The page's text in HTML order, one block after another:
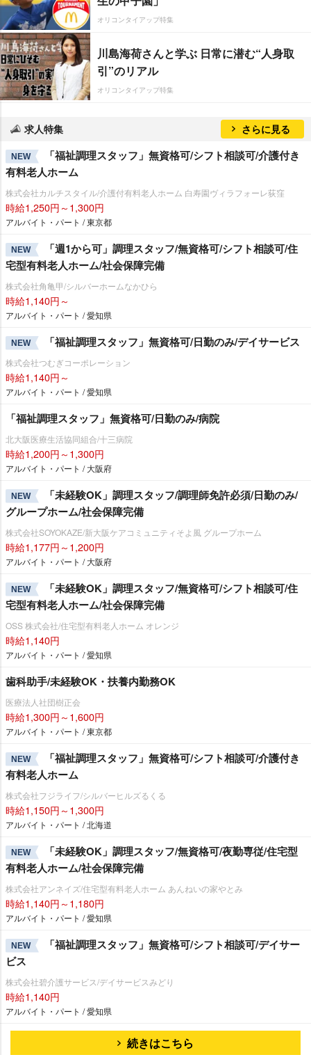
オリコンタイアップ特集
川島海荷さんと学ぶ 日常に潜む“人身取
引”のリアル
オリコンタイアップ特集
求人特集 さらに見る
NEW
「福祉調理スタッフ」無資格可/シフト相談可/介護付き
有料老人ホーム
株式会社カルチスタイル/介護付有料老人ホーム 白寿園ヴィラフォーレ荻窪
時給1,250円～1,300円
アルバイト・パート / 東京都
NEW
「週1から可」調理スタッフ/無資格可/シフト相談可/住
宅型有料老人ホーム/社会保障完備
株式会社角亀甲/シルバーホームなかひら
時給1,140円～
アルバイト・パート / 愛知県
NEW 「福祉調理スタッフ」無資格可/日勤のみ/デイサービス
株式会社つむぎコーポレーション
時給1,140円～
アルバイト・パート / 愛知県
「福祉調理スタッフ」無資格可/日勤のみ/病院
北大阪医療生活協同組合/十三病院
時給1,200円～1,300円
アルバイト・パート / 大阪府
NEW
「未経験OK」調理スタッフ/調理師免許必須/日勤のみ/
グループホーム/社会保障完備
株式会社SOYOKAZE/新大阪ケアコミュニティそよ風 グループホーム
時給1,177円～1,200円
アルバイト・パート / 大阪府
NEW
「未経験OK」調理スタッフ/無資格可/シフト相談可/住
宅型有料老人ホーム/社会保障完備
OSS 株式会社/住宅型有料老人ホーム オレンジ
時給1,140円
アルバイト・パート / 愛知県
歯科助手/未経験OK・扶養内勤務OK
医療法人社団樹正会
時給1,300円～1,600円
アルバイト・パート / 東京都
NEW
「福祉調理スタッフ」無資格可/シフト相談可/介護付き
有料老人ホーム
株式会社フジライフ/シルバーヒルズるくる
時給1,150円～1,300円
アルバイト・パート / 北海道
NEW
「未経験OK」調理スタッフ/無資格可/夜勤専従/住宅型
有料老人ホーム/社会保障完備
株式会社アンネイズ/住宅型有料老人ホーム あんねいの家やとみ
時給1,140円～1,180円
アルバイト・パート / 愛知県
NEW
「福祉調理スタッフ」無資格可/シフト相談可/デイサー
ビス
株式会社碧介護サービス/デイサービスみどり
時給1,140円
アルバイト・パート / 愛知県
続きはこちら